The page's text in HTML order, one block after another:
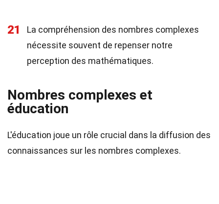
21
La compréhension des nombres complexes
nécessite souvent de repenser notre
perception des mathématiques.
Nombres complexes et
éducation
L'éducation joue un rôle crucial dans la diffusion des
connaissances sur les nombres complexes.